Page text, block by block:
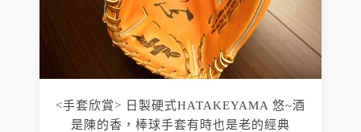
<手套欣賞> 日製硬式HATAKEYAMA 悠~酒
是陳的香，棒球手套有時也是老的經典